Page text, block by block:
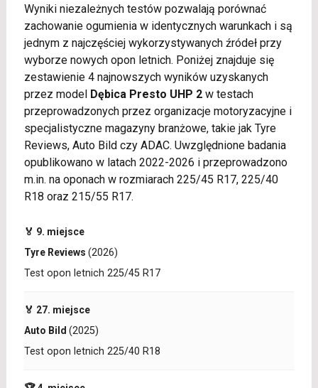
Wyniki niezależnych testów pozwalają porównać
zachowanie ogumienia w identycznych warunkach i są
jednym z najczęściej wykorzystywanych źródeł przy
wyborze nowych opon letnich. Poniżej znajduje się
zestawienie 4 najnowszych wyników uzyskanych
przez model Dębica Presto UHP 2w testach
przeprowadzonych przez organizacje motoryzacyjne i
specjalistyczne magazyny branżowe, takie jak Tyre
Reviews, Auto Bild czy ADAC. Uwzględnione badania
opublikowano w latach 2022-2026 i przeprowadzono
m.in. na oponach w rozmiarach 225/45 R17, 225/40
R18 oraz 215/55 R17.
🏅 9. miejsce
Tyre Reviews (2026)
Test opon letnich 225/45 R17
🏅 27. miejsce
Auto Bild (2025)
Test opon letnich 225/40 R18